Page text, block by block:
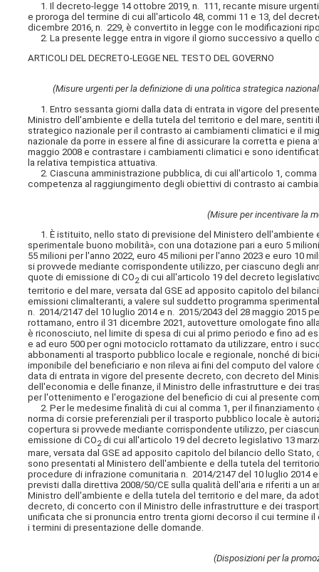
1. Il decreto-legge 14 ottobre 2019, n. 111, recante misure
e proroga del termine di cui all'articolo 48, commi 11 e 13, del
dicembre 2016, n. 229, è convertito in legge con le modificazioni
2. La presente legge entra in vigore il giorno successivo a quello
ARTICOLI DEL DECRETO-LEGGE NEL TESTO DEL GOVERNO
(Misure urgenti per la definizione di una politica strategica
1. Entro sessanta giorni dalla data di entrata in vigore del
Ministro dell'ambiente e della tutela del territorio e del mare, sentiti
strategico nazionale per il contrasto ai cambiamenti climatici e il
nazionale da porre in essere al fine di assicurare la corretta e
maggio 2008 e contrastare i cambiamenti climatici e sono
la relativa tempistica attuativa.
2. Ciascuna amministrazione pubblica, di cui all'articolo 1,
competenza al raggiungimento degli obiettivi di contrasto ai
(Misure per incentivare la
1. È istituito, nello stato di previsione del Ministero dell'ambiente
sperimentale buono mobilità», con una dotazione pari a euro 5
55 milioni per l'anno 2022, euro 45 milioni per l'anno 2023 e euro 10
si provvede mediante corrispondente utilizzo, per ciascuno degli
quote di emissione di CO2 di cui all'articolo 19 del decreto
territorio e del mare, versata dal GSE ad apposito capitolo del
emissioni climalteranti, a valere sul suddetto programma
n. 2014/2147 del 10 luglio 2014 e n. 2015/2043 del 28 maggio 2015
rottamano, entro il 31 dicembre 2021, autovetture omologate fino
è riconosciuto, nel limite di spesa di cui al primo periodo e fino ad
e ad euro 500 per ogni motociclo rottamato da utilizzare, entro i
abbonamenti al trasporto pubblico locale e regionale, nonché di
imponibile del beneficiario e non rileva ai fini del computo del
data di entrata in vigore del presente decreto, con decreto del
dell'economia e delle finanze, il Ministro delle infrastrutture e dei
per l'ottenimento e l'erogazione del beneficio di cui al presente
2. Per le medesime finalità di cui al comma 1, per il
norma di corsie preferenziali per il trasporto pubblico locale è
copertura si provvede mediante corrispondente utilizzo, per
emissione di CO2 di cui all'articolo 19 del decreto legislativo 13
mare, versata dal GSE ad apposito capitolo del bilancio dello
sono presentati al Ministero dell'ambiente e della tutela del
procedure di infrazione comunitaria n. 2014/2147 del 10 luglio 2014
previsti dalla direttiva 2008/50/CE sulla qualità dell'aria e riferiti a
Ministro dell'ambiente e della tutela del territorio e del mare, da
decreto, di concerto con il Ministro delle infrastrutture e dei
unificata che si pronuncia entro trenta giorni decorso il cui termine
i termini di presentazione delle domande.
(Disposizioni per la